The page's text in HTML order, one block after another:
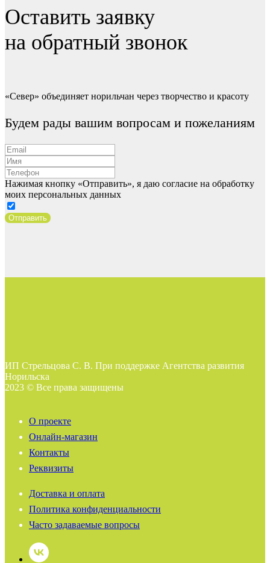
Оставить заявку
на обратный звонок
«Север» объединяет норильчан через творчество и красоту
Будем рады вашим вопросам и пожеланиям
Нажимая кнопку «Отправить», я даю согласие на обработку
моих персональных данных
Отправить
ИП Стрельцова С. В. При поддержке Агентства развития
Норильска
2023 © Все права защищены
О проекте
Онлайн-магазин
Контакты
Реквизиты
Доставка и оплата
Политика конфиденциальности
Часто задаваемые вопросы